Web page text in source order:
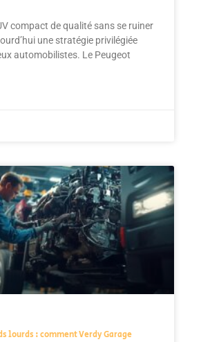
compact de qualité sans se ruiner
une stratégie privilégiée
automobilistes. Le Peugeot
lourds : comment Verdy Garage